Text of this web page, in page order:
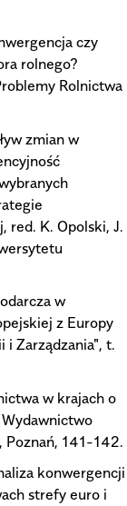
czy
rolnego?
Rolnictwa
zmian w
red. K. Opolski, J.
w
z Europy
i Zarządzania", t.
w krajach o
Poznań, 141-142.
konwergencji
strefy euro i